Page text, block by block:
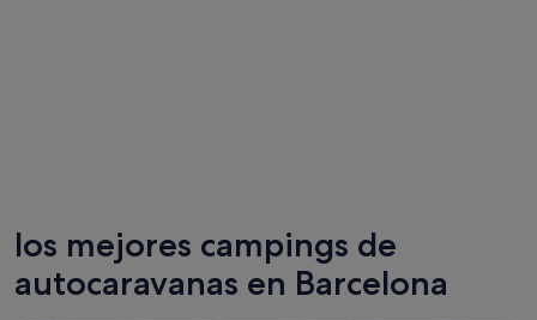
los mejores campings de
autocaravanas en Barcelona